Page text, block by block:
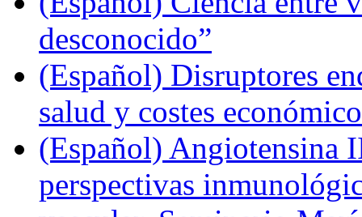
desconocido”
(Español) Disruptores
salud y costes
(Español) Angiotensina
perspectivas